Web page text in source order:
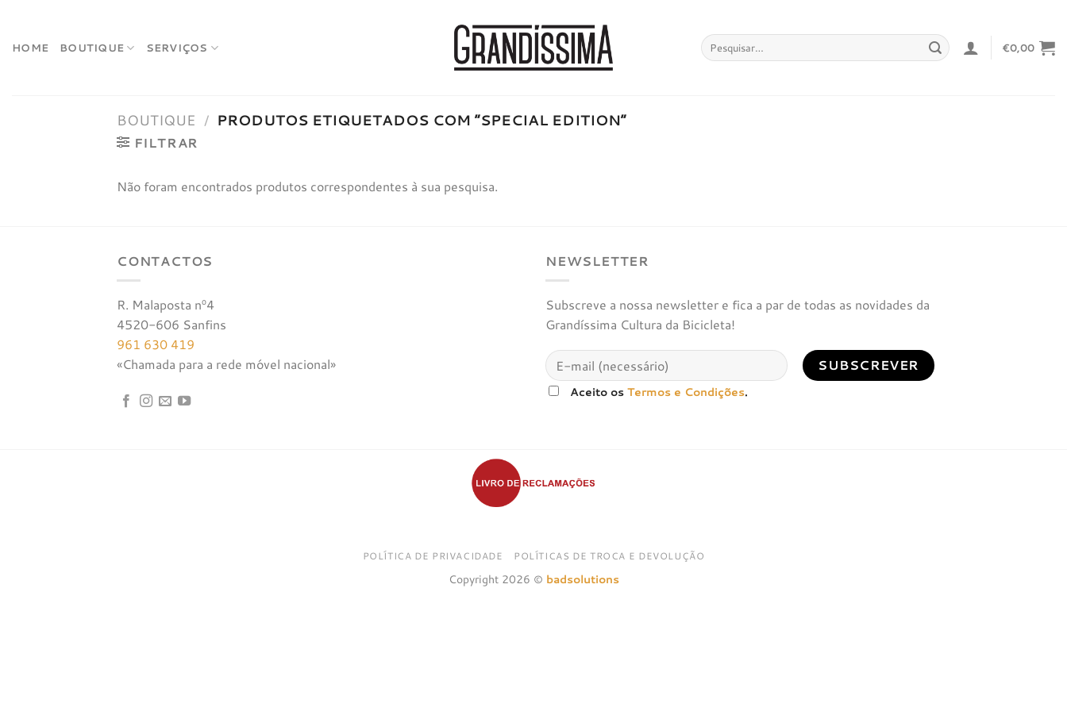
content
HOME BOUTIQUE SERVIÇOS
Pesquisar
por:
€0,00
BOUTIQUE / PRODUTOS ETIQUETADOS COM “SPECIAL EDITION”
FILTRAR
Não foram encontrados produtos correspondentes à sua pesquisa.
CONTACTOS
R. Malaposta nº4
4520-606 Sanfins
961 630 419
«Chamada para a rede móvel nacional»
NEWSLETTER
Subscreve a nossa newsletter e fica a par de todas as novidades da
Grandíssima Cultura da Bicicleta!
Aceito osTermos e Condições.
POLÍTICA DE PRIVACIDADE POLÍTICAS DE TROCA E DEVOLUÇÃO
Copyright 2026 © badsolutions